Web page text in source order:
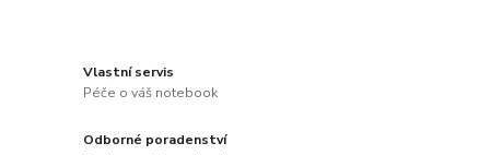
Vlastní servis
Péče o váš notebook
Odborné poradenství